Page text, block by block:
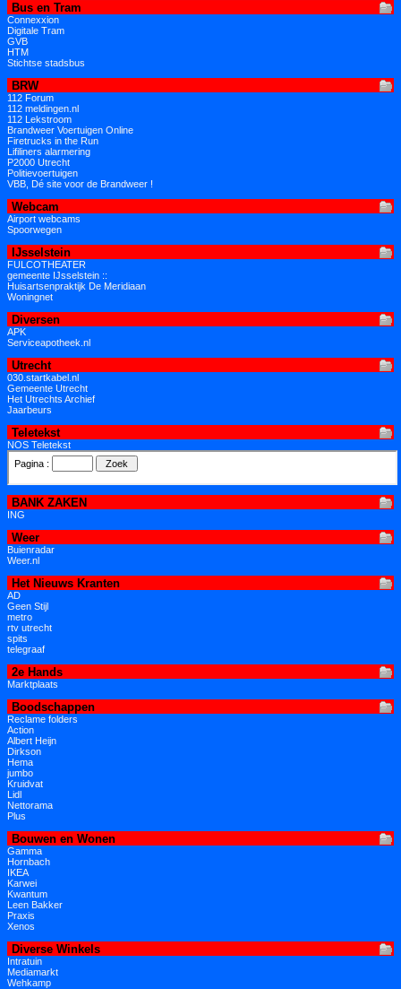
Bus en Tram
Connexxion
Digitale Tram
GVB
HTM
Stichtse stadsbus
BRW
112 Forum
112 meldingen.nl
112 Lekstroom
Brandweer Voertuigen Online
Firetrucks in the Run
Lifiliners alarmering
P2000 Utrecht
Politievoertuigen
VBB, Dé site voor de Brandweer !
Webcam
Airport webcams
Spoorwegen
IJsselstein
FULCOTHEATER
gemeente IJsselstein ::
Huisartsenpraktijk De Meridiaan
Woningnet
Diversen
APK
Serviceapotheek.nl
Utrecht
030.startkabel.nl
Gemeente Utrecht
Het Utrechts Archief
Jaarbeurs
Teletekst
NOS Teletekst
BANK ZAKEN
ING
Weer
Buienradar
Weer.nl
Het Nieuws Kranten
AD
Geen Stijl
metro
rtv utrecht
spits
telegraaf
2e Hands
Marktplaats
Boodschappen
Reclame folders
Action
Albert Heijn
Dirkson
Hema
jumbo
Kruidvat
Lidl
Nettorama
Plus
Bouwen en Wonen
Gamma
Hornbach
IKEA
Karwei
Kwantum
Leen Bakker
Praxis
Xenos
Diverse Winkels
Intratuin
Mediamarkt
Wehkamp